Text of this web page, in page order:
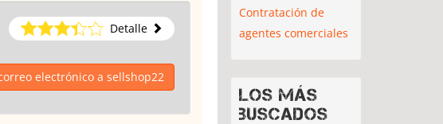
Detalle
electrónico a sellshop22
Contratación de
agentes comerciales
Los más
buscados